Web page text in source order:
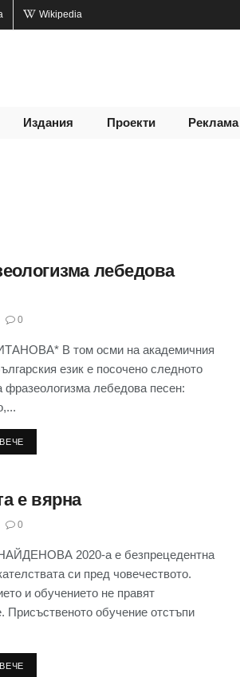
Wikipedia
Издания Проекти Реклама
лебедова
0
В том осми на академичния
език е посочено следното
фразеологизма лебедова песен:
е вярна
0
2020-а е безпрецедентна
си пред човечеството.
и обучението не правят
Присъственото обучение отстъпи